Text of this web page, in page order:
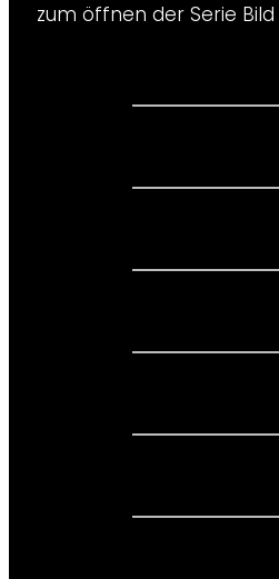
zum öffnen der Serie